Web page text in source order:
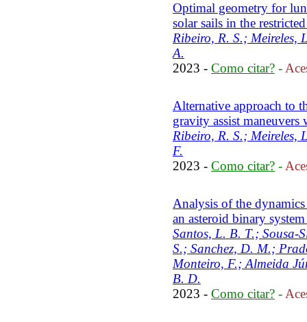
Optimal geometry for
solar sails in the
Ribeiro, R. S.; Meireles,
A.
2023 - Como citar? -
Alternative approach to
gravity assist
Ribeiro, R. S.;
F.
2023 - Como citar? -
Analysis of the
an asteroid binary
Santos, L. B. T.; Sousa-
S.; Sanchez, D. M.;
Monteiro, F.; Almeida
B. D.
2023 - Como citar? -